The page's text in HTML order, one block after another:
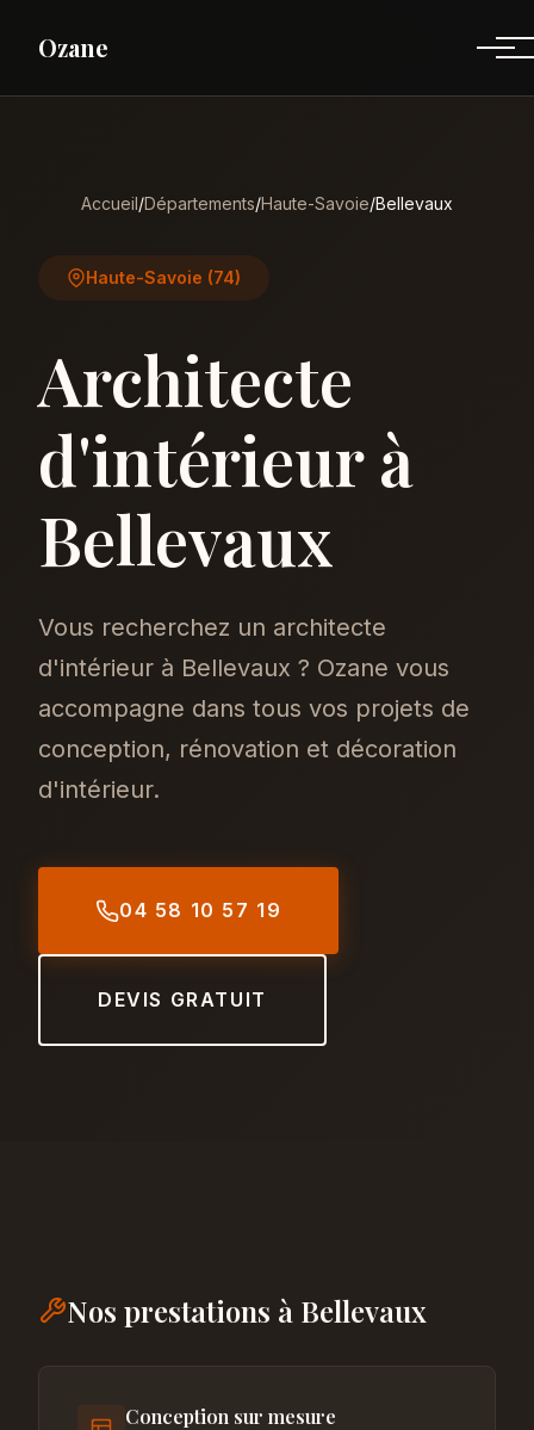
Ozane
Accueil/Départements/Haute-Savoie/Bellevaux
Haute-Savoie (74)
Architecte
d'intérieur à
Bellevaux
Vous recherchez un architecte
d'intérieur à Bellevaux ? Ozane vous
accompagne dans tous vos projets de
conception, rénovation et décoration
d'intérieur.
04 58 10 57 19
DEVIS GRATUIT
Nos prestations à Bellevaux
Conception sur mesure